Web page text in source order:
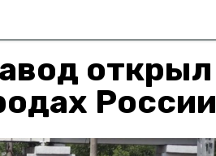
открыл
России